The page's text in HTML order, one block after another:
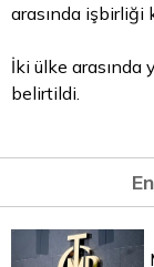
arasında işbirliği
İki ülke arasında
belirtildi.